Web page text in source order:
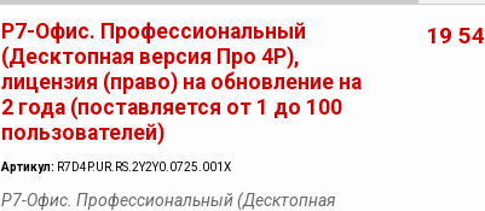
Р7-Офис. Профессиональный
(Десктопная версия Про 4Р),
лицензия (право) на обновление на
2 года (поставляется от 1 до 100
пользователей)
Артикул: R7D4P.UR.RS.2Y2Y0.0725.001X
Р7-Офис. Профессиональный (Десктопная
19